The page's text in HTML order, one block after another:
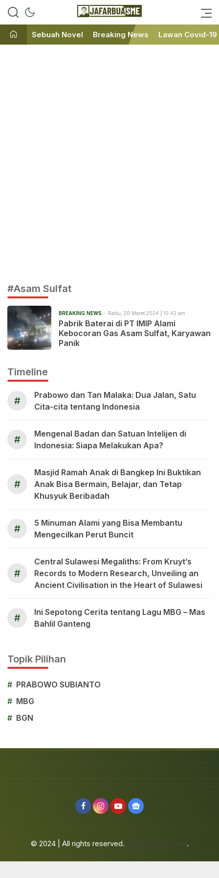
JafarBua
Ini bukan Media Online, Ini
Sebuah Novel Breaking News Lawan Covid-19
#Asam Sulfat
BREAKING NEWS Rabu, 20 Maret 2024 | 10:42 am
Pabrik Baterai di PT IMIP Alami
Kebocoran Gas Asam Sulfat, Karyawan
Panik
Timeline
#
Prabowo dan Tan Malaka: Dua Jalan, Satu
Cita-cita tentang Indonesia
#
Mengenal Badan dan Satuan Intelijen di
Indonesia: Siapa Melakukan Apa?
#
Masjid Ramah Anak di Bangkep Ini Buktikan
Anak Bisa Bermain, Belajar, dan Tetap
Khusyuk Beribadah
#
5 Minuman Alami yang Bisa Membantu
Mengecilkan Perut Buncit
#
Central Sulawesi Megaliths: From Kruyt’s
Records to Modern Research, Unveiling an
Ancient Civilisation in the Heart of Sulawesi
#
Ini Sepotong Cerita tentang Lagu MBG – Mas
Bahlil Ganteng
Topik Pilihan
# PRABOWO SUBIANTO
# MBG
# BGN
© 2024 | All rights reserved. jafarbuaisme.com.